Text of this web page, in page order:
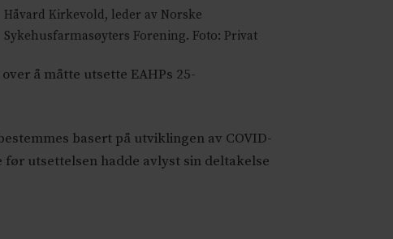
Håvard Kirkevold, leder av Norske
Sykehusfarmasøyters Forening. Foto: Privat
å måtte utsette EAHPs 25-
basert på utviklingen av COVID-
utsettelsen hadde avlyst sin deltakelse